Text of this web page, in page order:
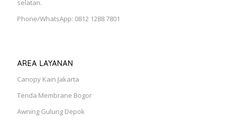
selatan.
Phone/WhatsApp: 0812 1288 7801
AREA LAYANAN
Canopy Kain Jakarta
Tenda Membrane Bogor
Awning Gulung Depok